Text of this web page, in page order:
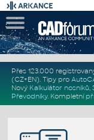
Přes 123.000
(CZ+EN). Tipy pro
Nový Kalkulátor nosníků,
Převodníky. Kompletní